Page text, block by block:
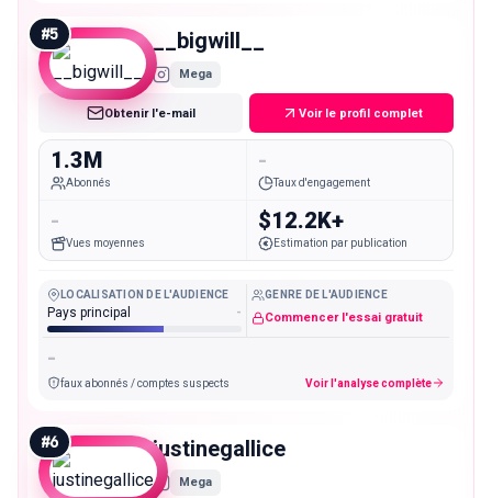
#5 __bigwill__
Mega
Obtenir l'e-mail Voir le profil complet
1.3M
Abonnés
-
Taux d'engagement
-
Vues moyennes
$12.2K+
Estimation par publication
LOCALISATION DE L'AUDIENCE
Pays principal -
GENRE DE L'AUDIENCE
Commencer l'essai gratuit
-
faux abonnés / comptes suspects Voir l'analyse complète
#6 justinegallice
Mega